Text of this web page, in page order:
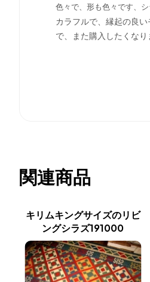
色々で、形も色々です、
カラフルで、縁起の良
で、また購入したくなり
関連商品
キリムキングサイズのリビ
ングシラズ191000